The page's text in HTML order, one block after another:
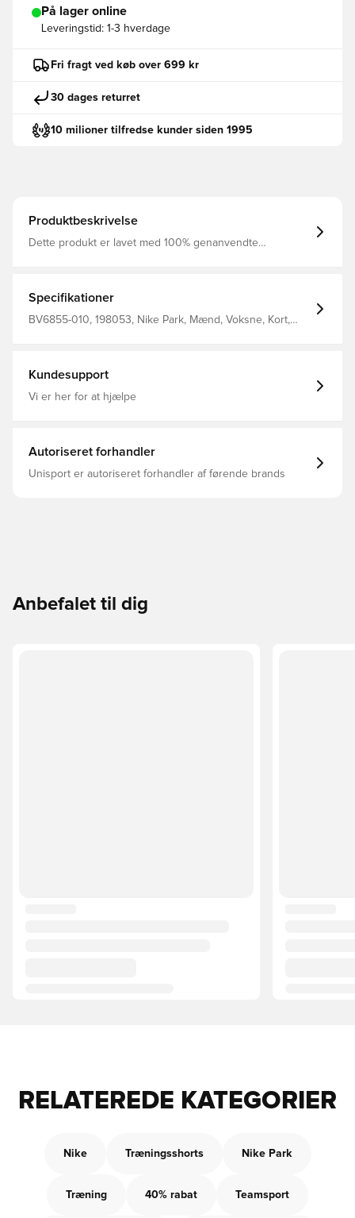
På lager online
Leveringstid: 1-3 hverdage
Fri fragt ved køb over 699 kr
30 dages returret
10 milioner tilfredse kunder siden 1995
Produktbeskrivelse
Dette produkt er lavet med 100% genanvendte
mesh, som er med til at øge åndbarheden Slim fit
Fremstillet i 100% polyester. Personaliser produktet med
to bogstaver eller to tal. Perfekt til initialer eller nummer.
Specifikationer
BV6855-010, 198053, Nike Park, Mænd, Voksne, Kort,
Kundesupport
Vi er her for at hjælpe
Autoriseret forhandler
Unisport er autoriseret forhandler af førende brands
Anbefalet til dig
RELATEREDE KATEGORIER
Nike Træningsshorts Nike Park
Træning 40% rabat Teamsport